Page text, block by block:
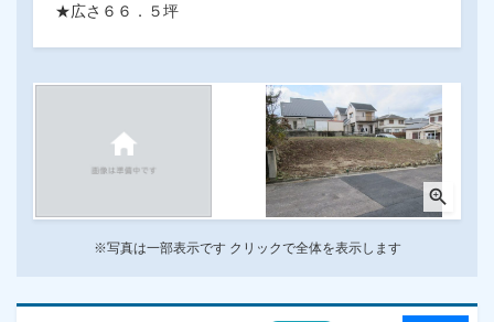
★広さ６６．５坪
zoom_in
※写真は一部表示です クリックで全体を表示します